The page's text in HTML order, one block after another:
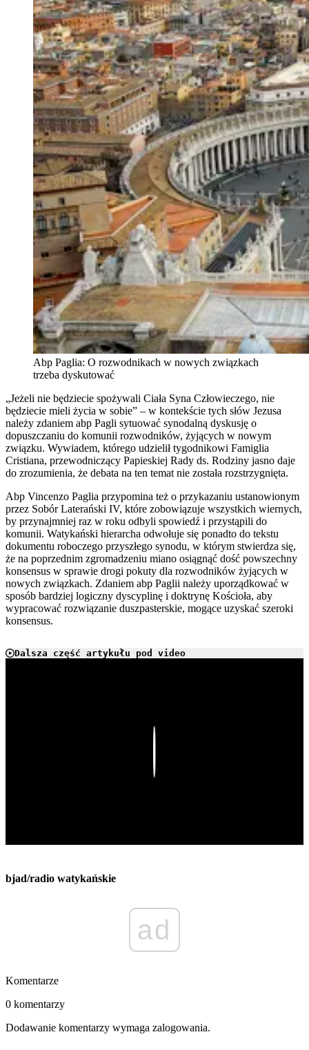
Abp Paglia: O rozwodnikach w nowych związkach
trzeba dyskutować
„Jeżeli nie będziecie spożywali Ciała Syna Człowieczego, nie
będziecie mieli życia w sobie” – w kontekście tych słów Jezusa
należy zdaniem abp Pagli sytuować synodalną dyskusję o
dopuszczaniu do komunii rozwodników, żyjących w nowym
związku. Wywiadem, którego udzielił tygodnikowi Famiglia
Cristiana, przewodniczący Papieskiej Rady ds. Rodziny jasno daje
do zrozumienia, że debata na ten temat nie została rozstrzygnięta.
Abp Vincenzo Paglia przypomina też o przykazaniu ustanowionym
przez Sobór Laterański IV, które zobowiązuje wszystkich wiernych,
by przynajmniej raz w roku odbyli spowiedź i przystąpili do
komunii. Watykański hierarcha odwołuje się ponadto do tekstu
dokumentu roboczego przyszłego synodu, w którym stwierdza się,
że na poprzednim zgromadzeniu miano osiągnąć dość powszechny
konsensus w sprawie drogi pokuty dla rozwodników żyjących w
nowych związkach. Zdaniem abp Paglii należy uporządkować w
sposób bardziej logiczny dyscyplinę i doktrynę Kościoła, aby
wypracować rozwiązanie duszpasterskie, mogące uzyskać szeroki
konsensus.
Dalsza część artykułu pod video
bjad/radio watykańskie
ad
Komentarze
0 komentarzy
Dodawanie komentarzy wymaga zalogowania.